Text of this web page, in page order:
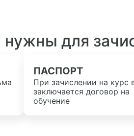
для
ПАСПОРТ
При зачислении на курс
заключается договор на
обучение